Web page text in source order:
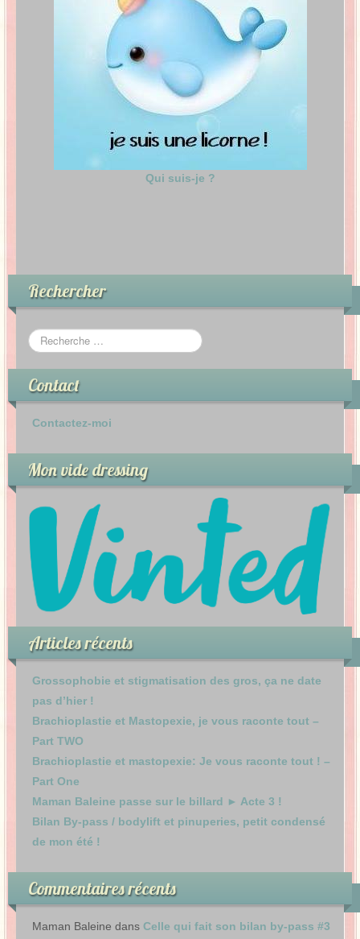
Qui suis-je ?
Rechercher
Contact
Contactez-moi
Mon vide dressing
Articles récents
Grossophobie et stigmatisation des gros, ça ne date
pas d’hier !
Brachioplastie et Mastopexie, je vous raconte tout –
Part TWO
Brachioplastie et mastopexie: Je vous raconte tout ! –
Part One
Maman Baleine passe sur le billard ► Acte 3 !
Bilan By-pass / bodylift et pinuperies, petit condensé
de mon été !
Commentaires récents
Maman Baleine dans Celle qui fait son bilan by-pass #3